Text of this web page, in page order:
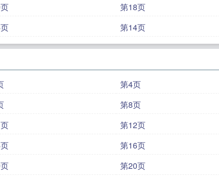
第18页
第14页
第4页
第8页
第12页
第16页
第20页